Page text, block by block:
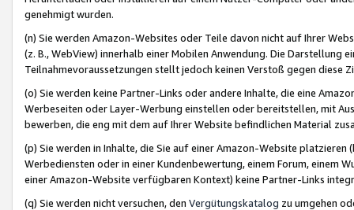
genehmigt wurden.
(n) Sie werden Amazon-Websites oder Teile davon nicht auf Ihrer
(z. B., WebView) innerhalb einer Mobilen Anwendung. Die Darstellung
Teilnahmevoraussetzungen stellt jedoch keinen Verstoß gegen diese
(o) Sie werden keine Partner-Links oder andere Inhalte, die eine
Werbeseiten oder Layer-Werbung einstellen oder bereitstellen, mit
bewerben, die eng mit dem auf Ihrer Website befindlichen Material
(p) Sie werden in Inhalte, die Sie auf einer Amazon-Website
Werbediensten oder in einer Kundenbewertung, einem Forum, einem
einer Amazon-Website verfügbaren Kontext) keine Partner-Links
(q) Sie werden nicht versuchen, den Vergütungskatalog zu umgehen